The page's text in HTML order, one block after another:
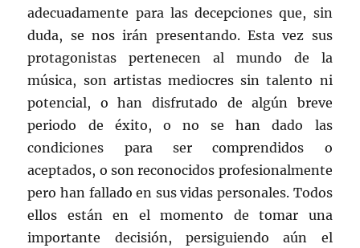
adecuadamente para las decepciones que, sin
duda, se nos irán presentando. Esta vez sus
protagonistas pertenecen al mundo de la
música, son artistas mediocres sin talento ni
potencial, o han disfrutado de algún breve
periodo de éxito, o no se han dado las
condiciones para ser comprendidos o
aceptados, o son reconocidos profesionalmente
pero han fallado en sus vidas personales. Todos
ellos están en el momento de tomar una
importante decisión, persiguiendo aún el